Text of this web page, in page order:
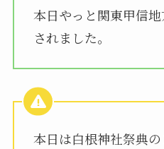
本日やっと関東甲信
されました。
本日は白根神社祭典